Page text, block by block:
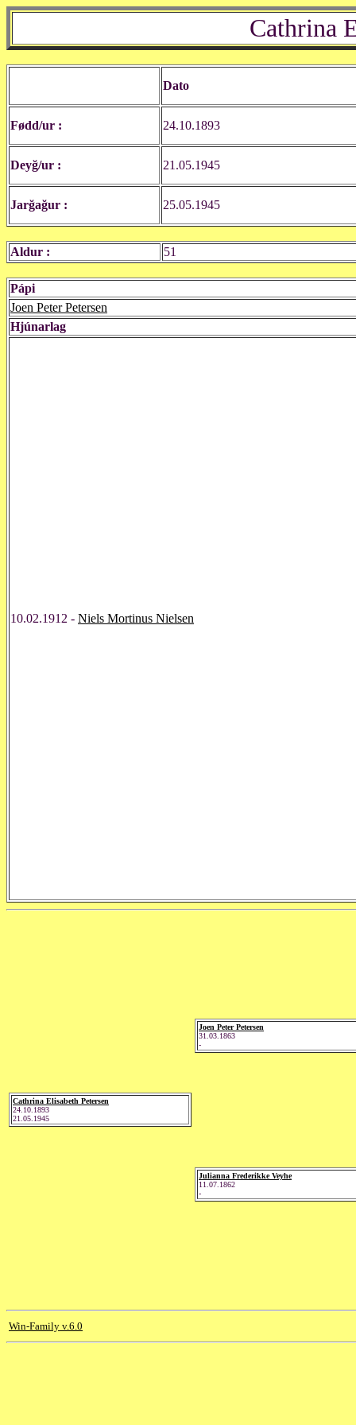
Cathrina
Dato
Fødd/ur : 24.10.1893
Deyğ/ur : 21.05.1945
Jarğağur : 25.05.1945
Aldur : 51
Pápi
Joen Peter Petersen
Hjúnarlag
10.02.1912 - Niels Mortinus Nielsen
Cathrina Elisabeth Petersen
24.10.1893
21.05.1945
Joen Peter Petersen
31.03.1863
-
Julianna Frederikke Veyhe
11.07.1862
-
Win-Family v.6.0